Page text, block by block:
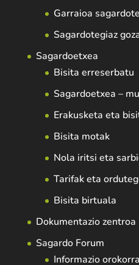
Garraioa
Sagardotegiaz
Sagardoetxea
Bisita erreserbatu
Sagardoetxea –
Erakusketa eta
Bisita motak
Nola iritsi eta
Tarifak eta
Bisita birtuala
Dokumentazio zentroa
Sagardo Forum
Informazio orokorra